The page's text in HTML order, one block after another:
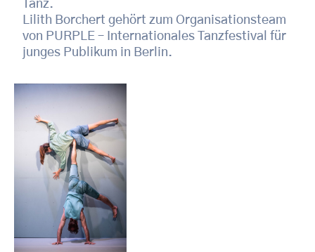
Tanz.
Lilith Borchert gehört zum Organisationsteam
von PURPLE – Internationales Tanzfestival für
junges Publikum in Berlin.